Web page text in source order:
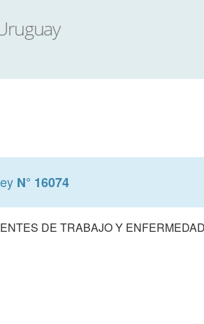
N° 16074
DE TRABAJO Y